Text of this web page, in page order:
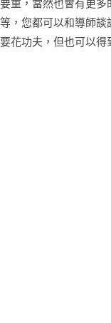
要重，當然也會有更
等，您都可以和導師
要花功夫，但也可以